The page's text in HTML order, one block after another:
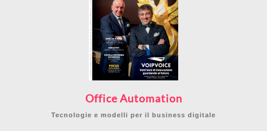
Office Automation
Tecnologie e modelli per il business digitale